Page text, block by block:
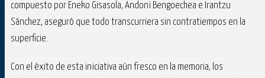
compuesto por Eneko Gisasola, Andoni Bengoechea e Irantzu
Sánchez, aseguró que todo transcurriera sin contratiempos en la
superficie.
Con el éxito de esta iniciativa aún fresco en la memoria, los